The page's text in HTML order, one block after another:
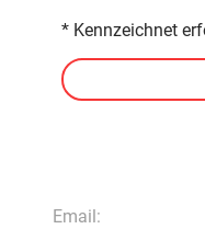
* Kennzeichnet
Email: